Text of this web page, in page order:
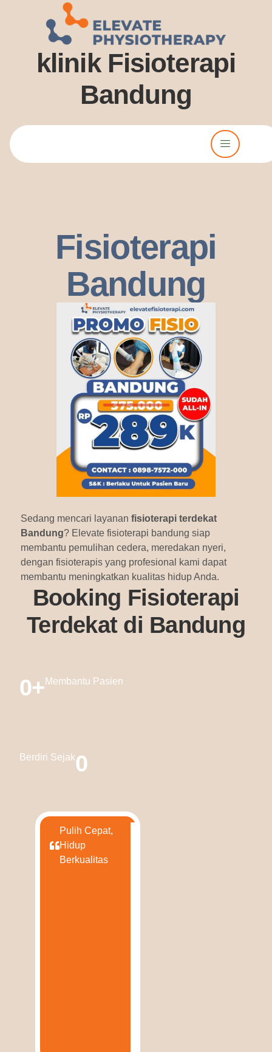
klinik Fisioterapi
Bandung
Fisioterapi
Bandung
Sedang mencari layanan fisioterapi terdekat
Bandung? Elevate fisioterapi bandung siap
membantu pemulihan cedera, meredakan nyeri,
dengan fisioterapis yang profesional kami dapat
membantu meningkatkan kualitas hidup Anda.
Booking Fisioterapi
Terdekat di Bandung
0+ Membantu Pasien
Berdiri Sejak0
Pulih Cepat,
Hidup
Berkualitas